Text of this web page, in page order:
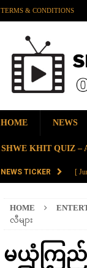
TERMS & CONDITIONS
HOME NEWS
SHWE KHIT QUIZ –
NEWS TICKER [
[
HOME
လီများ
မယုံကြည်